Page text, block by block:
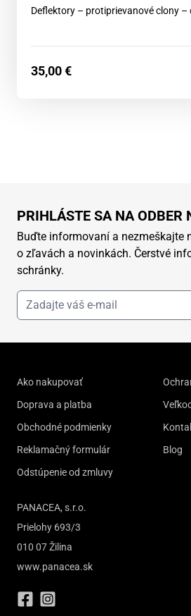
Deflektory – protiprievanové clony –
35,00€
PRIHLÁSTE SA NA ODBER
Buďte informovaní a nezmeškajte
o zľavách a novinkách. Čerstvé
schránky.
Ako nakupovať
Doprava a platba
Obchodné podmienky
Reklamačný formulár
Odstúpenie od zmluvy
Blog
PANACEA, s.r.o.
Prielohy 693/3
010 07 Žilina
www.panacea.sk